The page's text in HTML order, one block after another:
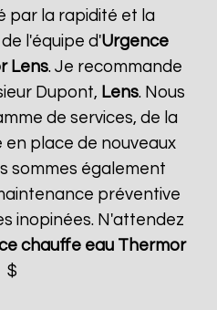
par la rapidité et la
l'équipe d'Urgence
Lens. Je recommande
Dupont, Lens. Nous
de services, de la
en place de nouveaux
sommes également
préventive
inopinées. N'attendez
chauffe eau Thermor
$